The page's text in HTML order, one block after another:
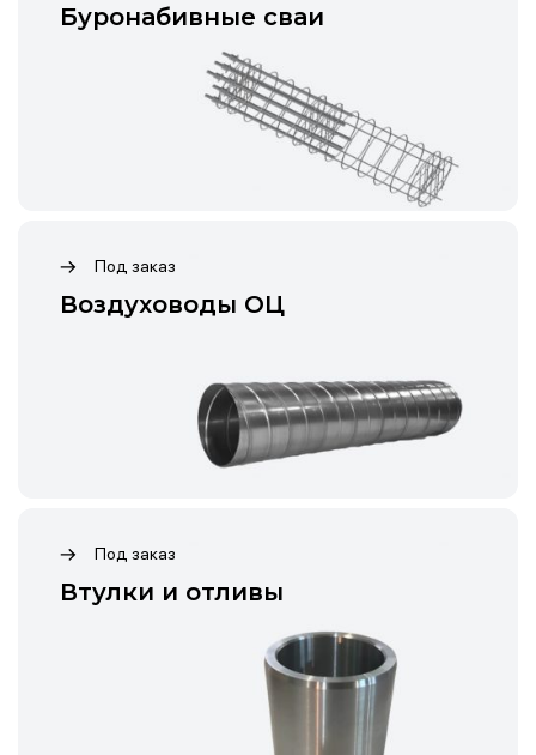
Буронабивные сваи
Под заказ
Воздуховоды ОЦ
Под заказ
Втулки и отливы